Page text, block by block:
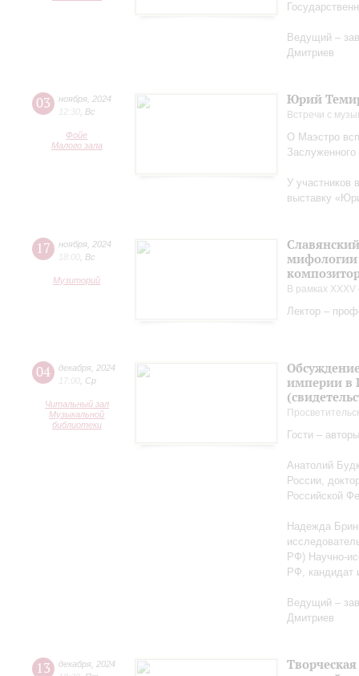
Ведущий –
Дмитриев
03 ноября 2024
12:30 Вс
Фойе
Малого зала
Юрий
Встречи с
О Маэстро
У участников
выставку
17 ноября 2024
18:00 Вс
Музиторий
мифологии
В рамках
Лектор –
04 декабря 2024
17:00 Ср
Читальный зал
Музыкальной
библиотеки
империи в
Гости –
Анатолий
России,
Российской
Надежда
РФ) Научно-
РФ, кандидат
Ведущий –
Дмитриев
13 декабря 2024